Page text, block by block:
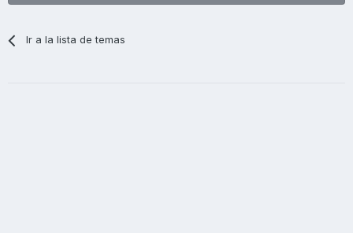
Ir a la lista de temas